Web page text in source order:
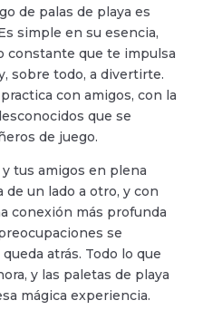
de palas de playa es
simple en su esencia,
constante que te impulsa
sobre todo, a divertirte.
con amigos, con la
que se
de juego.
tus amigos en plena
de un lado a otro, y con
conexión más profunda
se
atrás. Todo lo que
y las paletas de playa
mágica experiencia.